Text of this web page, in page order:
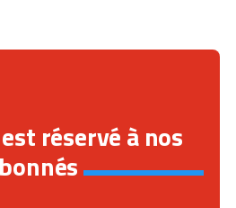
réservé à nos